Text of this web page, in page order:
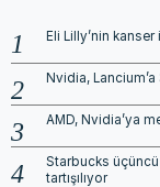
Eli Lilly’nin
Nvidia,
AMD, Nvidia’ya
Starbucks üçüncü
tartışılıyor